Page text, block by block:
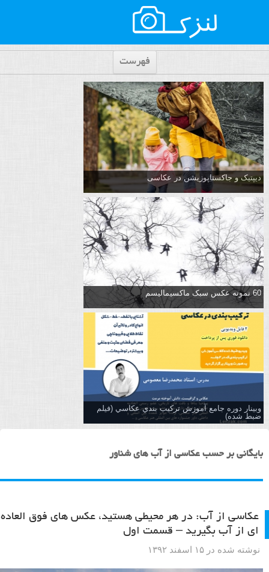
فهرست
دیپتیک و جاکستا‌پوزیشن در عکاسی
60 نمونه عکس سبک ماکسیمالیسم
وبینار دوره جامع آموزش تركيب بندي عكاسي (فیلم
ضبط شده)
بایگانی بر حسب عکاسی از آب های شناور
عکاسی از آب: در هر محیطی هستید، عکس های فوق العاده
ای از آب بگیرید – قسمت اول
نوشته شده در ۱۵ اسفند ۱۳۹۲